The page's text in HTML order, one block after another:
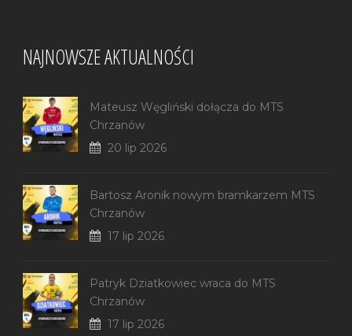
NAJNOWSZE AKTUALNOŚCI
Mateusz Węgliński dołącza do MTS
Chrzanów
20 lip 2026
Bartosz Aronik nowym bramkarzem MTS
Chrzanów
17 lip 2026
Patryk Dziatkowiec wraca do MTS
Chrzanów
17 lip 2026